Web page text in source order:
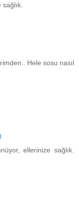
Hele sosu nasıl
ellerinize sağlık.